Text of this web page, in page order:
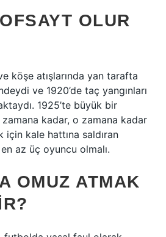
OLUR
köşe atışlarında yan tarafta
ve 1920’de taç yangınları
1925’te büyük bir
zamana kadar, o zamana kadar
için kale hattına saldıran
az üç oyuncu olmalı.
OMUZ ATMAK